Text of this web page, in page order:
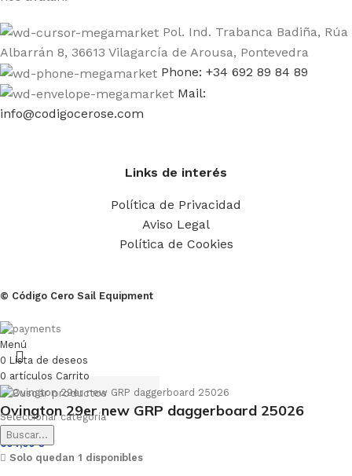
Pol. Ind. Trabanca Badiña, Rúa
Albarrán 8, 36613 Vilagarcía de Arousa, Pontevedra
Phone: +34 692 89 84 89
Mail:
info@codigocerose.com
Links de interés
Política de Privacidad
Aviso Legal
Política de Cookies
© Código Cero Sail Equipment
Seleccionar categoría
Buscar...
Menú
0 Lista de deseos
0 artículos Carrito
Ovington 29er new GRP daggerboard 25026
604,00€
Solo quedan 1 disponibles